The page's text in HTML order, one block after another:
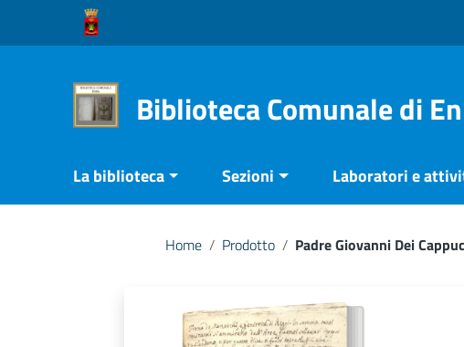
Vai ai contenuti
Vai al menu di navigazione
Biblioteca Comunale di
La biblioteca Sezioni Laboratori e
Home / Prodotto / Padre Giovanni Dei